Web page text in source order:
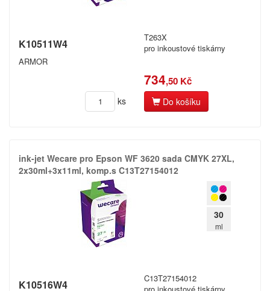
K10511W4
ARMOR
T263X
pro inkoustové tiskárny
734,50 Kč
ks Do košíku
ink-​jet Wecare pro Epson WF 3620 sada CMYK 27XL,​
2x30ml+​3x11ml,​ komp.​s C13T27154012
30
ml
K10516W4
C13T27154012